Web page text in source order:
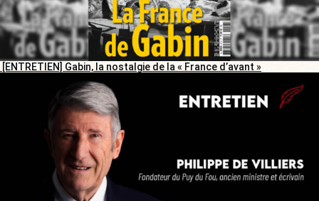
[ENTRETIEN] Gabin, la nostalgie de la « France d’avant »